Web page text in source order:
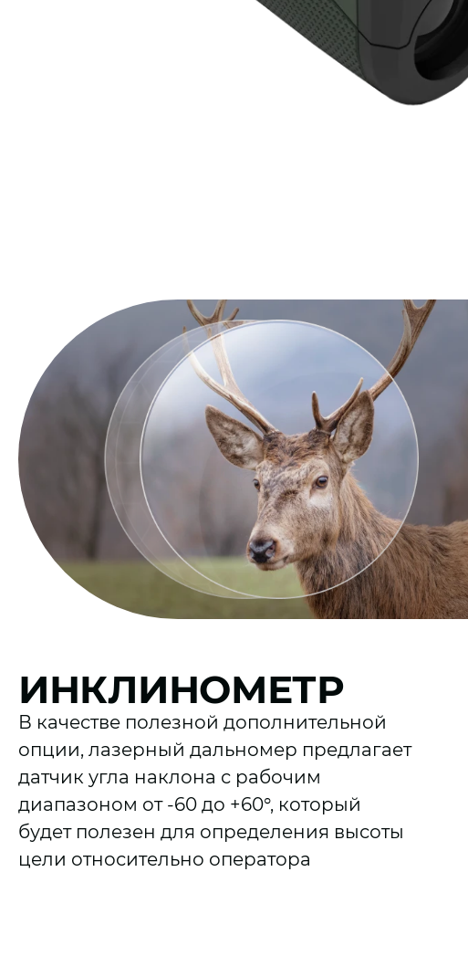
ИНКЛИНОМЕТР
В качестве полезной дополнительной
опции, лазерный дальномер предлагает
датчик угла наклона с рабочим
диапазоном от -60 до +60°, который
будет полезен для определения высоты
цели относительно оператора